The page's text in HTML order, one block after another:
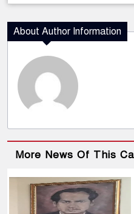
About Author Information
More News Of This